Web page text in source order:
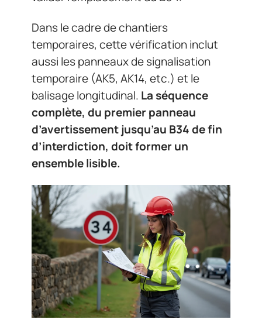
Dans le cadre de chantiers
temporaires, cette vérification inclut
aussi les panneaux de signalisation
temporaire (AK5, AK14, etc.) et le
balisage longitudinal. La séquence
complète, du premier panneau
d’avertissement jusqu’au B34 de fin
d’interdiction, doit former un
ensemble lisible.